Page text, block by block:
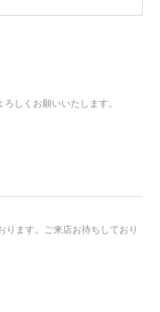
しくお願いいたします。
ます。ご来店お待ちしており